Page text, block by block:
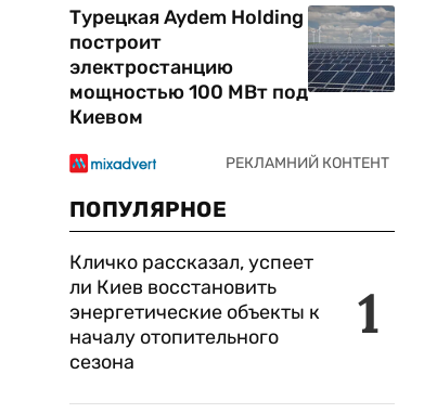
Турецкая Aydem Holding
построит
электростанцию
мощностью 100 МВт под
Киевом
ПОПУЛЯРНОЕ
1
Кличко рассказал, успеет
ли Киев восстановить
энергетические объекты к
началу отопительного
сезона